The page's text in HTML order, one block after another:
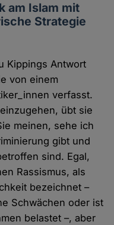
am Islam mit
Strategie
Kippings Antwort
von einem
verfasst.
übt sie
meinen, sehe ich
gibt und
sind. Egal,
Rassismus, als
bezeichnet –
Schwächen oder ist
belastet –, aber